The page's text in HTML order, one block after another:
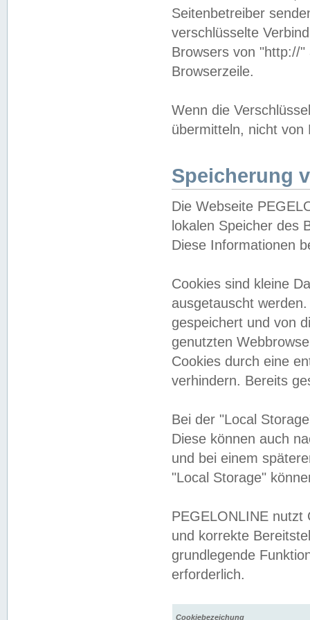
Seitenbetreiber
verschlüsselte
Browsers von "http://
Browserzeile.
Wenn die
übermitteln, nicht von
Speicherung
Die Webseite
lokalen Speicher des
Diese Informationen
Cookies sind kleine
ausgetauscht
gespeichert und von
genutzten
Cookies durch eine
verhindern. Bereits
Bei der "Local
Diese können auch
und bei einem
"Local Storage"
PEGELONLINE nutzt
und korrekte
grundlegende
erforderlich.
Cookiebezeichung